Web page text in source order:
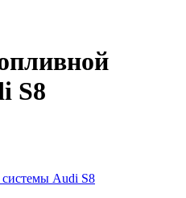
S8
Audi S8